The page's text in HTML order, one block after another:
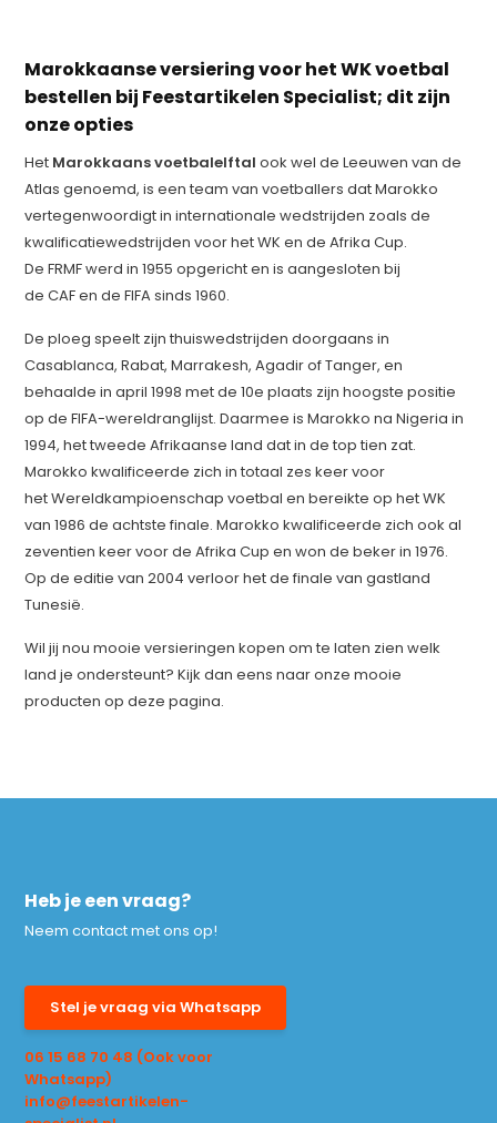
Marokkaanse versiering voor het WK voetbal
bestellen bij Feestartikelen Specialist; dit zijn
onze opties
Het Marokkaans voetbalelftal ook wel de Leeuwen van de
Atlas genoemd, is een team van voetballers dat Marokko
vertegenwoordigt in internationale wedstrijden zoals de
kwalificatiewedstrijden voor het WK en de Afrika Cup.
De FRMF werd in 1955 opgericht en is aangesloten bij
de CAF en de FIFA sinds 1960.
De ploeg speelt zijn thuiswedstrijden doorgaans in
Casablanca, Rabat, Marrakesh, Agadir of Tanger, en
behaalde in april 1998 met de 10e plaats zijn hoogste positie
op de FIFA-wereldranglijst. Daarmee is Marokko na Nigeria in
1994, het tweede Afrikaanse land dat in de top tien zat.
Marokko kwalificeerde zich in totaal zes keer voor
het Wereldkampioenschap voetbal en bereikte op het WK
van 1986 de achtste finale. Marokko kwalificeerde zich ook al
zeventien keer voor de Afrika Cup en won de beker in 1976.
Op de editie van 2004 verloor het de finale van gastland
Tunesië.
Wil jij nou mooie versieringen kopen om te laten zien welk
land je ondersteunt? Kijk dan eens naar onze mooie
producten op deze pagina.
Heb je een vraag?
Neem contact met ons op!
Stel je vraag via Whatsapp
06 15 68 70 48 (Ook voor
Whatsapp)
info@feestartikelen-